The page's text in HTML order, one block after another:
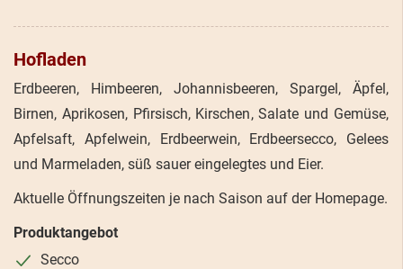
Hofladen
Erdbeeren, Himbeeren, Johannisbeeren, Spargel, Äpfel,
Birnen, Aprikosen, Pfirsisch, Kirschen, Salate und Gemüse,
Apfelsaft, Apfelwein, Erdbeerwein, Erdbeersecco, Gelees
und Marmeladen, süß sauer eingelegtes und Eier.
Aktuelle Öffnungszeiten je nach Saison auf der Homepage.
Produktangebot
Secco